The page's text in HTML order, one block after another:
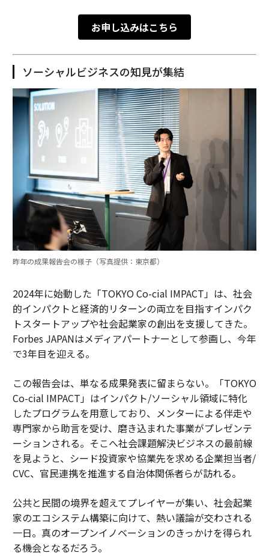
お申し込みはこちら
ソーシャルビジネスの知見が集結
昨年の成果報告会の様子（写真提供：東京都）
2024年に始動した「TOKYO Co-cial IMPACT」は、社会
的インパクトと経済的リターンの両立を目指すインパク
トスタートアップや社会起業家の創出を支援してきた。
Forbes JAPANはメディアパートナーとして参画し、今年
で3年目を迎える。
この報告会は、単なる成果発表に留まらない。「TOKYO
Co-cial IMPACT」はインパクト/ソーシャル領域に特化
したプログラムを用意しており、メンターによる伴走や
専門家から助言を受け、磨き込まれた事業がプレゼンテ
ーションされる。そこへ社会課題解決ビジネスの最前線
を見ようと、シード投資家や協業先を求める企業担当者/
CVC、官民連携を推進する自治体関係者らが訪れる。
公共と民間の境界を超えてプレイヤーが集い、社会起業
家のエコシステム構築に向けて、熱い議論が交わされる
一日。真のオープンイノベーションのきっかけを得られ
る機会となるだろう。